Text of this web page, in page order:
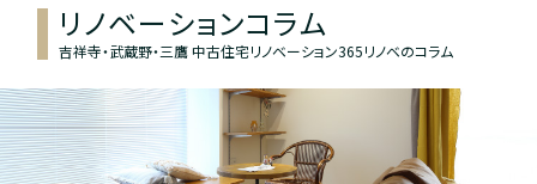
リノベーションコラム
吉祥寺・武蔵野・三鷹 中古住宅リノベーション365リノベのコラム